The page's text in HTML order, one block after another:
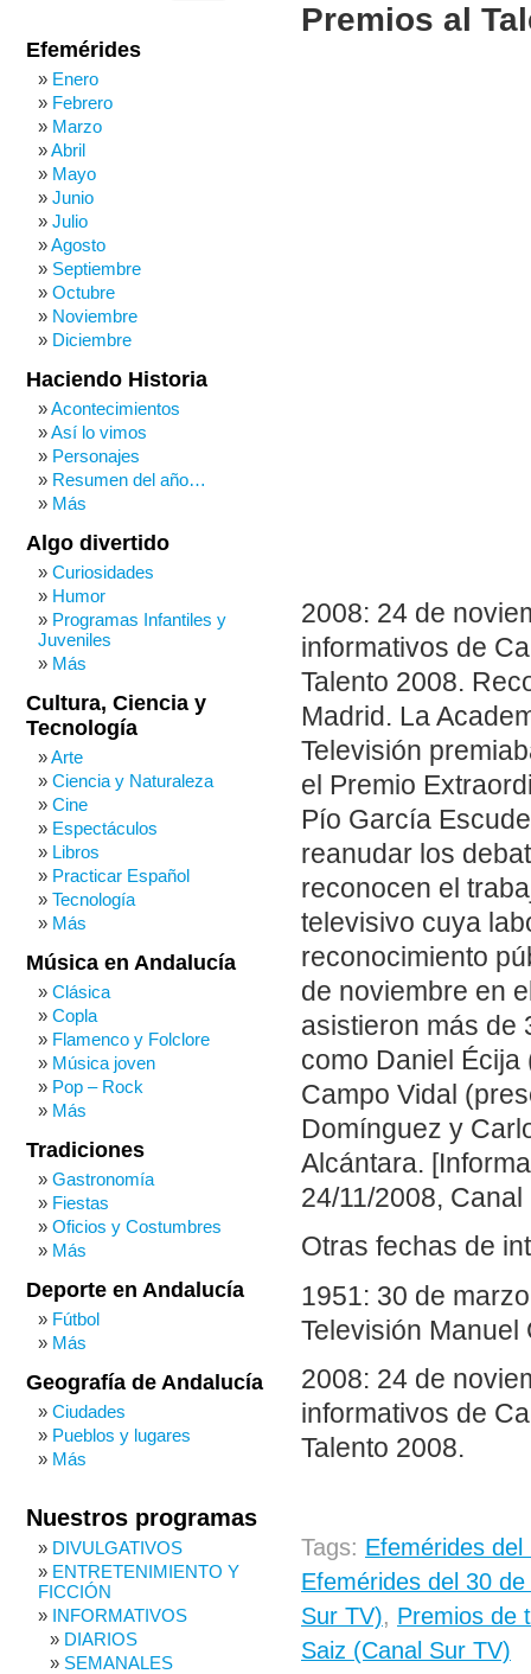
Premios al
2008: 24 de
informativos de
Talento 2008.
Madrid. La
Televisión
el Premio
Pío García
reanudar los
reconocen el
televisivo cuya
reconocimiento
de noviembre en
asistieron más de
como Daniel
Campo Vidal
Domínguez y
Alcántara.
24/11/2008,
Otras fechas de
1951: 30 de
Televisión Manuel
2008: 24 de
informativos de
Talento 2008.
Tags: Efemérides
Efemérides del 30
Sur TV), Premios de
Saiz (Canal Sur TV)
Efemérides
Enero
Febrero
Marzo
Abril
Mayo
Junio
Julio
Agosto
Septiembre
Octubre
Noviembre
Diciembre
Haciendo Historia
Acontecimientos
Así lo vimos
Personajes
Resumen del año…
Más
Algo divertido
Curiosidades
Humor
Programas Infantiles y
Juveniles
Más
Cultura, Ciencia y
Tecnología
Arte
Ciencia y Naturaleza
Cine
Espectáculos
Libros
Practicar Español
Tecnología
Más
Música en Andalucía
Clásica
Copla
Flamenco y Folclore
Música joven
Pop – Rock
Más
Tradiciones
Gastronomía
Fiestas
Oficios y Costumbres
Más
Deporte en Andalucía
Fútbol
Más
Geografía de Andalucía
Ciudades
Pueblos y lugares
Más
Nuestros programas
DIVULGATIVOS
ENTRETENIMIENTO Y
FICCIÓN
INFORMATIVOS
DIARIOS
SEMANALES